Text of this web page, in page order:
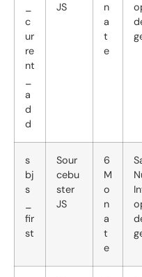
c
ur
re
nt
a
d
d
JS
n
a
t
e
s
bj
s
fir
st
Sour
cebu
ster
JS
6
M
o
n
a
t
e